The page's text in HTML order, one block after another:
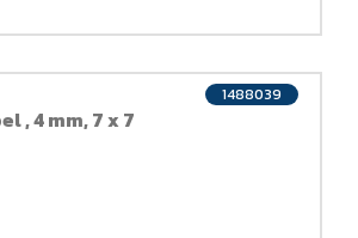
, 4 mm, 7 x 7
1488039